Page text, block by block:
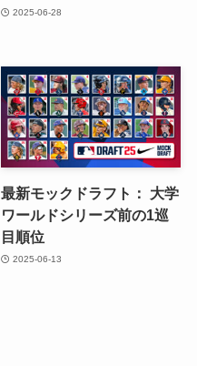
2025-06-28
最新モックドラフト： 大学
ワールドシリーズ前の1巡
目順位
2025-06-13